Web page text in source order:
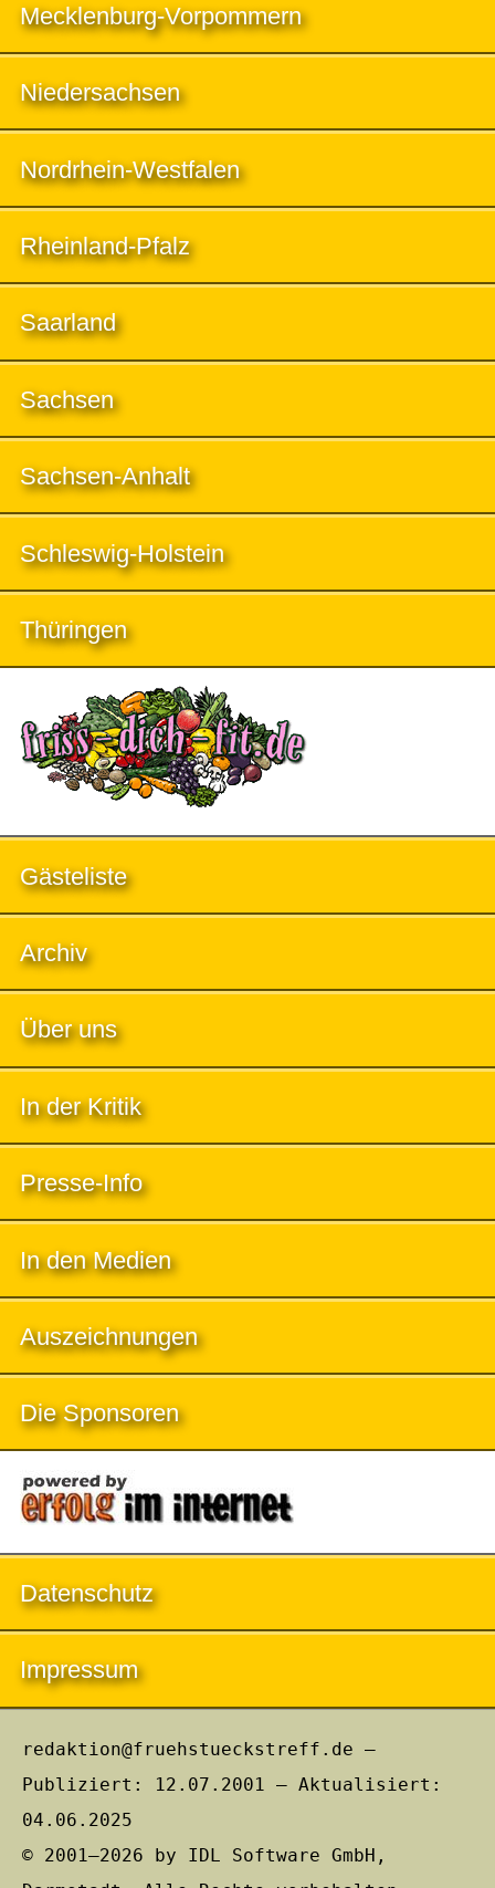
Mecklenburg-Vorpommern
Niedersachsen
Nordrhein-Westfalen
Rheinland-Pfalz
Saarland
Sachsen
Sachsen-Anhalt
Schleswig-Holstein
Thüringen
Gästeliste
Archiv
Über uns
In der Kritik
Presse-Info
In den Medien
Auszeichnungen
Die Sponsoren
Datenschutz
Impressum
redaktion@fruehstueckstreff.de –
Publiziert: 12.07.2001 – Aktualisiert:
04.06.2025
© 2001–2026 by IDL Software GmbH,